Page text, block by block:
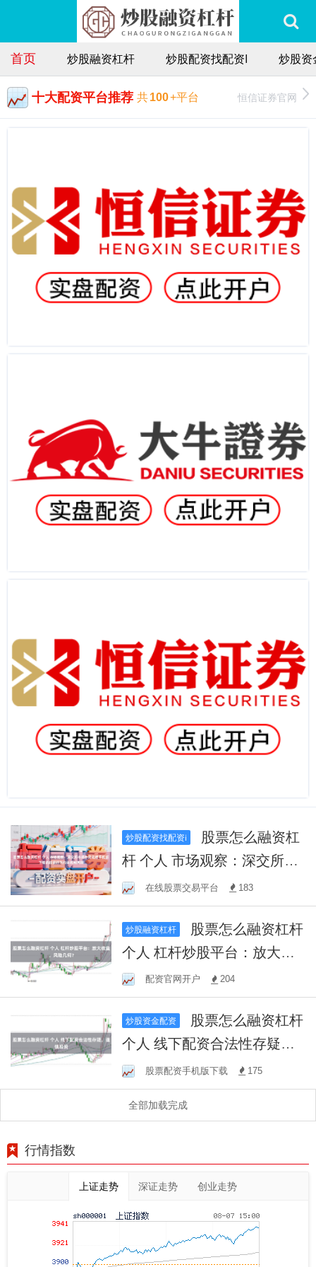
首页 炒股融资杠杆 炒股配资找配资I 炒股资
十大配资平台推荐 共100+平台 恒信证券官网
炒股配资找配资i
杆 个人 市场观察：深交所市
场中同花顺手机版下载的投
资行为约束机制周期
在线股票交易平台 183
炒股融资杠杆
个人 杠杆炒股平台：放大收
益，风险几何？
配资官网开户 204
炒股资金配资
个人 线下配资合法性存疑，
谨慎投资
股票配资手机版下载 175
全部加载完成
行情指数
上证走势 深证走势 创业走势